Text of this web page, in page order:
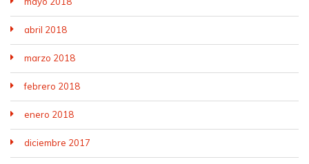
abril 2018
marzo 2018
febrero 2018
enero 2018
diciembre 2017